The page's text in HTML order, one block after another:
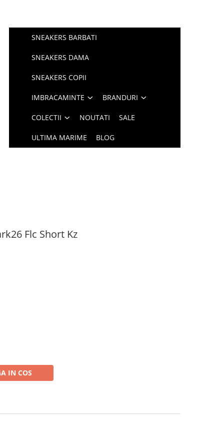
SNEAKERS BARBATI
SNEAKERS DAMA
SNEAKERS COPII
IMBRACAMINTE BRANDURI
COLECTII NOUTATI SALE
ULTIMA MARIME BLOG
Flc Short Kz
IN COS